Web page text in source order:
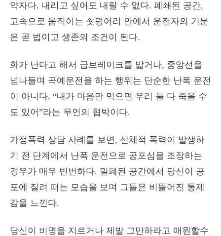
약자다. 내리고 싶어도 내릴 수 없다. 폐쇄된 공간,
고속으로 움직이는 쇳덩어리 안에서 운전자의 기분
은 곧 법이고 생존의 조건이 된다.
화가 난다고 해서 급브레이크를 밟거나, 중앙선을
넘나들며 곡예운전을 하는 행위는 단순한 난폭 운전
이 아니다. “내가 마음만 먹으면 우리 둘 다 죽을 수
도 있어”라는 무언의 협박이다.
가정폭력 상담 사례를 보면, 신체적 폭력이 발생하
기 전 단계에서 난폭 운전으로 공포심을 조장하는
경우가 매우 빈번하다. 밀폐된 공간에서 당신이 공
포에 질려 떠는 모습을 보며 그들은 비뚤어진 통제
감을 느낀다.
당신이 비명을 지르거나 제발 그만하라고 애원할수